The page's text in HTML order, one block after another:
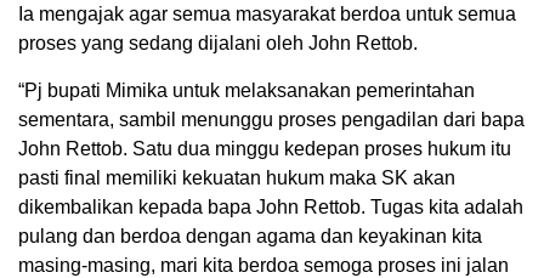
Ia mengajak agar semua masyarakat berdoa untuk semua
proses yang sedang dijalani oleh John Rettob.
“Pj bupati Mimika untuk melaksanakan pemerintahan
sementara, sambil menunggu proses pengadilan dari bapa
John Rettob. Satu dua minggu kedepan proses hukum itu
pasti final memiliki kekuatan hukum maka SK akan
dikembalikan kepada bapa John Rettob. Tugas kita adalah
pulang dan berdoa dengan agama dan keyakinan kita
masing-masing, mari kita berdoa semoga proses ini jalan